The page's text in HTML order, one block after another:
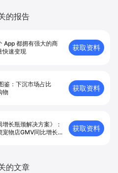
的报告
App 都拥有强⼤的商
快速变现
获取资料
鉴：下沉市场占比
物
获取资料
增长瓶颈解决方案》：
宠物店GMV同比增长
获取资料
的文章